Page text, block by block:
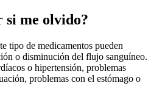
si me olvido?
tipo de medicamentos pueden
o disminución del flujo sanguíneo.
o hipertensión, problemas
problemas con el estómago o